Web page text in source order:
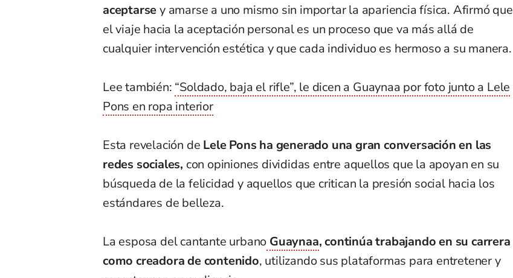
aceptarsey amarse a uno mismo sin importar la apariencia física. Afirmó que
el viaje hacia la aceptación personal es un proceso que va más allá de
cualquier intervención estética y que cada individuo es hermoso a su manera.
Lee también: “Soldado, baja el rifle”, le dicen a Guaynaa por foto junto a Lele
Pons en ropa interior
Esta revelación de Lele Pons ha generado una gran conversación en las
redes sociales, con opiniones divididas entre aquellos que la apoyan en su
búsqueda de la felicidad y aquellos que critican la presión social hacia los
estándares de belleza.
La esposa del cantante urbano Guaynaa, continúa trabajando en su carrera
como creadora de contenido, utilizando sus plataformas para entretener y